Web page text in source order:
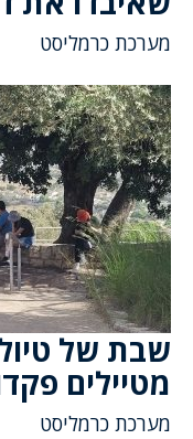
מערכת כרמליסט
מטיילים
מערכת כרמליסט